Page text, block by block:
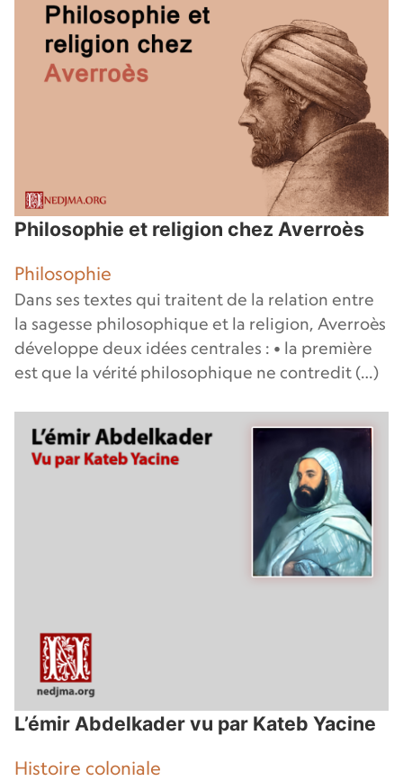
Philosophie et religion chez Averroès
Philosophie
Dans ses textes qui traitent de la relation entre
la sagesse philosophique et la religion, Averroès
développe deux idées centrales : • la première
est que la vérité philosophique ne contredit (…)
L’émir Abdelkader vu par Kateb Yacine
Histoire coloniale